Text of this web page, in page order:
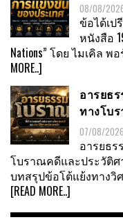
08/08/
ข้อได้เป
หนังสือ
Nations” โดย ไมเคิล
MORE..]
อารยธ
ทางโบ
07/08/2026
อารยธ
โบราณคดีและประวัติ
บทสรุปข้อโต้แย้งทาง
[READ MORE..]